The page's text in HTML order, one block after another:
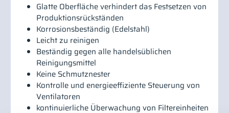
Glatte Oberfläche verhindert das Festsetzen von
Produktionsrückständen
Korrosionsbeständig (Edelstahl)
Leicht zu reinigen
Beständig gegen alle handelsüblichen
Reinigungsmittel
Keine Schmutznester
Kontrolle und energieeffiziente Steuerung von
Ventilatoren
kontinuierliche Überwachung von Filtereinheiten